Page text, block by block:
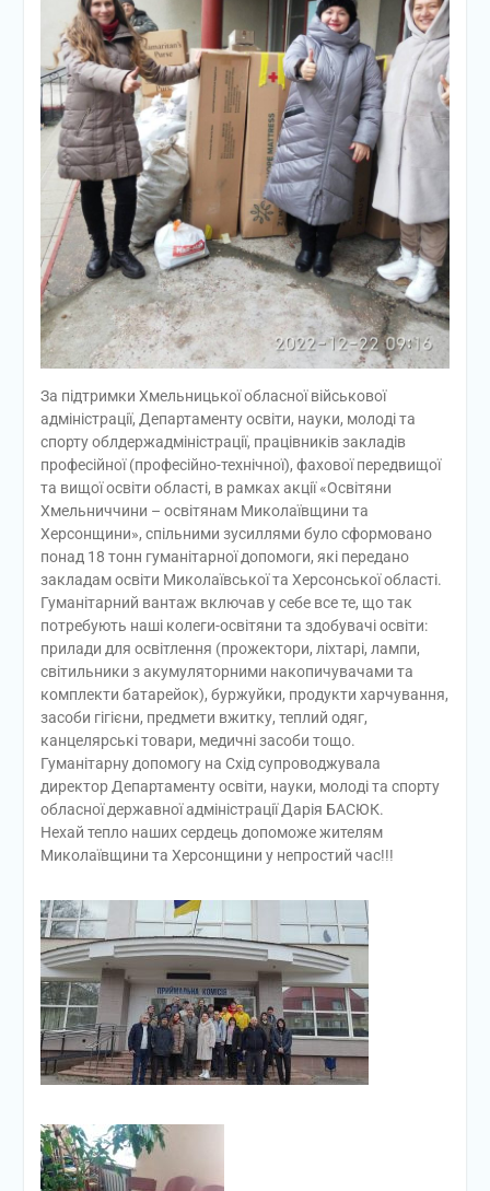
За підтримки Хмельницької обласної військової
адміністрації, Департаменту освіти, науки, молоді та
спорту облдержадміністрації, працівників закладів
професійної (професійно-технічної), фахової передвищої
та вищої освіти області, в рамках акції «Освітяни
Хмельниччини – освітянам Миколаївщини та
Херсонщини», спільними зусиллями було сформовано
понад 18 тонн гуманітарної допомоги, які передано
закладам освіти Миколаївської та Херсонської області.
Гуманітарний вантаж включав у себе все те, що так
потребують наші колеги-освітяни та здобувачі освіти:
прилади для освітлення (прожектори, ліхтарі, лампи,
світильники з акумуляторними накопичувачами та
комплекти батарейок), буржуйки, продукти харчування,
засоби гігієни, предмети вжитку, теплий одяг,
канцелярські товари, медичні засоби тощо.
Гуманітарну допомогу на Схід супроводжувала
директор Департаменту освіти, науки, молоді та спорту
обласної державної адміністрації Дарія БАСЮК.
Нехай тепло наших сердець допоможе жителям
Миколаївщини та Херсонщини у непростий час!!!